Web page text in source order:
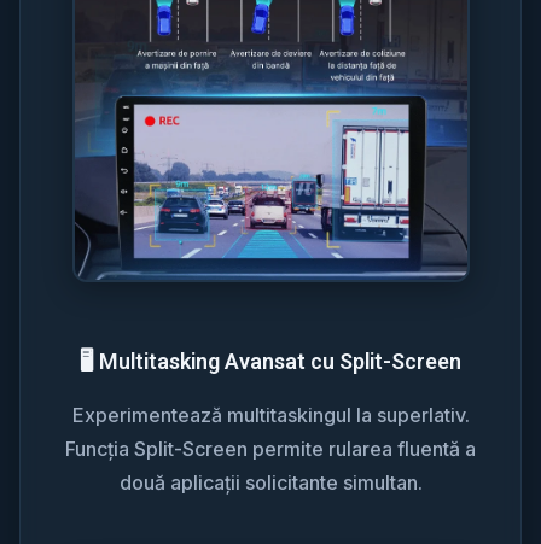
🖥️ Multitasking Avansat cu Split-Screen
Experimentează multitaskingul la superlativ.
Funcția Split-Screen permite rularea fluentă a
două aplicații solicitante simultan.